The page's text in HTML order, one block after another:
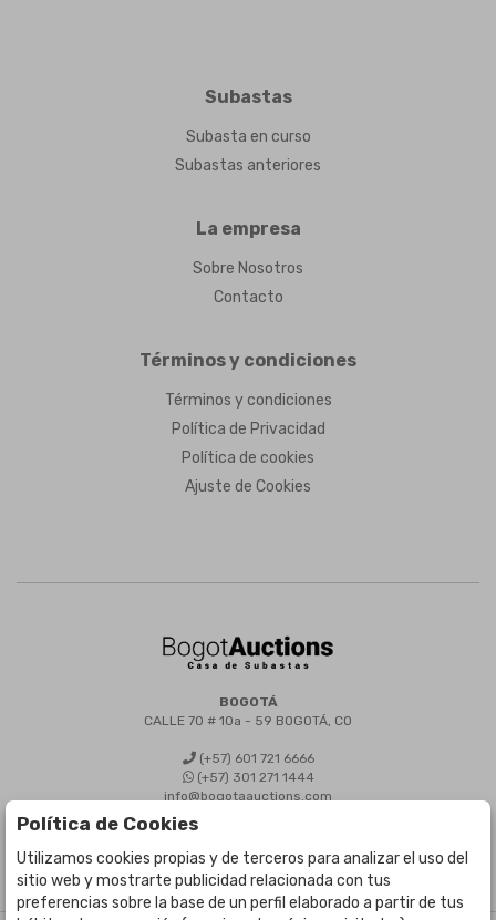
Subastas
Subasta en curso
Subastas anteriores
La empresa
Sobre Nosotros
Contacto
Términos y condiciones
Términos y condiciones
Política de Privacidad
Política de cookies
Ajuste de Cookies
BOGOTÁ
CALLE 70 # 10a - 59 BOGOTÁ, CO
(+57) 601 721 6666
(+57) 301 271 1444
info@bogotaauctions.com
Política de Cookies
Utilizamos cookies propias y de terceros para analizar el uso del
sitio web y mostrarte publicidad relacionada con tus
preferencias sobre la base de un perfil elaborado a partir de tus